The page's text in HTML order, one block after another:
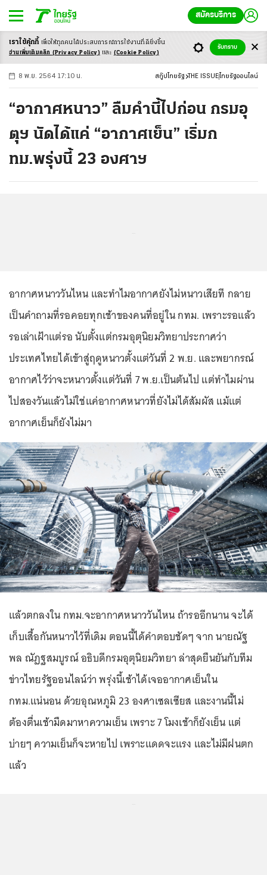
สมัครบริการ
-ก ก ก+
8 พ.ย. 2564 17:10 น. สกู๊ปไทยรัฐ THE ISSUEไทยรัฐออนไลน์
“อากาศหนาว” ลืมคำนี้ไปก่อน กรมอุ
ตุฯ นัดได้แค่ “อากาศเย็น” เริ่มก
ทม.พรุ่งนี้ 23 องศาฯ
อากาศหนาววันไหน และทำไมอากาศยังไม่หนาวเสียที กลาย
เป็นคำถามที่รอคอยทุกเช้าของคนที่อยู่ใน กทม. เพราะรอแล้ว
รอเล่าเฝ้าแต่รอ นับตั้งแต่กรมอุตุนิยมวิทยาประกาศว่า
ประเทศไทยได้เข้าสู่ฤดูหนาวตั้งแต่วันที่ 2 พ.ย. และพยากรณ์
อากาศไว้ว่าจะหนาวตั้งแต่วันที่ 7 พ.ย.เป็นต้นไป แต่ทำไมผ่าน
ไปสองวันแล้วไม่ใช่แค่อากาศหนาวที่ยังไม่ได้สัมผัส แม้แต่
อากาศเย็นก็ยังไม่มา
แล้วตกลงใน กทม.จะอากาศหนาววันไหน ถ้ารออีกนาน จะได้
เก็บเสื้อกันหนาวไว้ที่เดิม ตอนนี้ได้คำตอบชัดๆ จาก นายณัฐ
พล ณัฏฐสมบูรณ์ อธิบดีกรมอุตุนิยมวิทยา ล่าสุดยืนยันกับทีม
ข่าวไทยรัฐออนไลน์ว่า พรุ่งนี้เช้าได้เจออากาศเย็นใน
กทม.แน่นอน ด้วยอุณหภูมิ 23 องศาเซลเซียส และงานนี้ไม่
ต้องตื่นเช้ามืดมาหาความเย็น เพราะ 7 โมงเช้าก็ยังเย็น แต่
บ่ายๆ ความเย็นก็จะหายไป เพราะแดดจะแรง และไม่มีฝนตก
แล้ว
เราใช้คุ้กกี้ เพื่อให้ทุกคนได้ประสบการณ์การใช้งานที่ดียิ่งขึ้น
อ่านเพิ่มเติมคลิก (Privacy Policy) และ (Cookie Policy)
รับทราบ